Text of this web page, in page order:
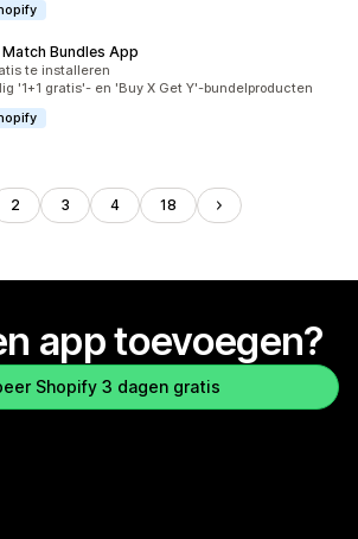
Bundles App
totaal
te installeren
'1+1 gratis'- en 'Buy X Get Y'-bundelproducten
2 3 4 18
app toevoegen?
Shopify 3 dagen gratis